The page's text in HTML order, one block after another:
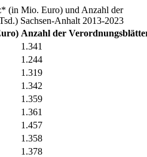
(in Mio. Euro) und Anzahl der
Sachsen-Anhalt 2013-2023
Anzahl der
1.341
1.244
1.319
1.342
1.359
1.361
1.457
1.358
1.378